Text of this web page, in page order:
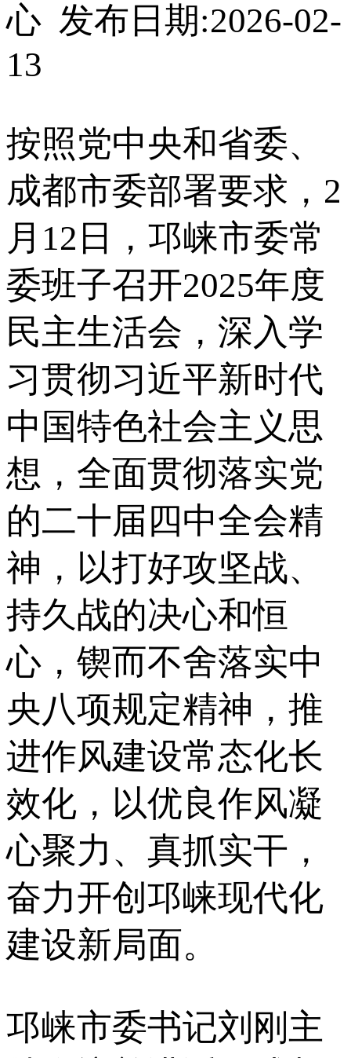
心 发布日期:2026-02-
13
按照党中央和省委、
成都市委部署要求，2
月12日，邛崃市委常
委班子召开2025年度
民主生活会，深入学
习贯彻习近平新时代
中国特色社会主义思
想，全面贯彻落实党
的二十届四中全会精
神，以打好攻坚战、
持久战的决心和恒
心，锲而不舍落实中
央八项规定精神，推
进作风建设常态化长
效化，以优良作风凝
心聚力、真抓实干，
奋力开创邛崃现代化
建设新局面。
邛崃市委书记刘刚主